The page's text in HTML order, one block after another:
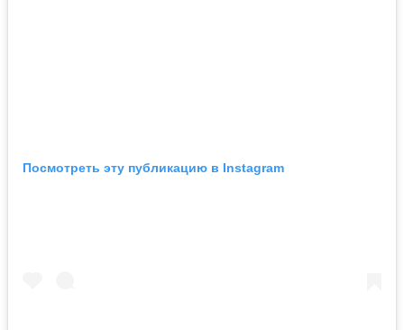
Посмотреть эту публикацию в Instagram